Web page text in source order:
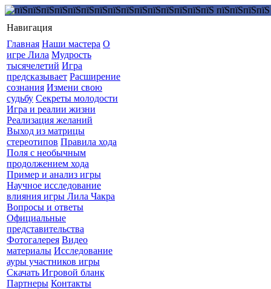
Навигация
Главная Наши мастера О
игре Лила Мудрость
тысячелетий Игра
предсказывает Расширение
сознания Измени свою
судьбу Секреты молодости
Игра и реалии жизни
Реализация желаний
Выход из матрицы
стереотипов Правила хода
Поля с необычным
продолжением хода
Пример и анализ игры
Научное исследование
влияния игры Лила Чакра
Вопросы и ответы
Официальные
представительства
Фотогалерея Видео
материалы Исследование
ауры участников игры
Скачать Игровой бланк
Партнеры Контакты